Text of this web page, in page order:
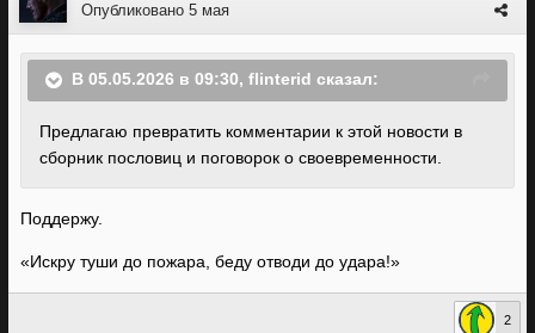
Опубликовано 5 мая
В 05.05.2026 в 09:30, flinterid сказал:
Предлагаю превратить комментарии к этой новости в
сборник пословиц и поговорок о своевременности.
Поддержу.
«Искру туши до пожара, беду отводи до удара!»
2